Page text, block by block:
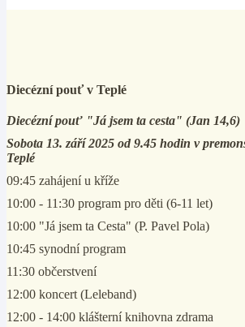
Diecézní pouť v Teplé
Diecézní pouť "Já jsem ta cesta" (Jan 14,6)
Sobota 13. září 2025 od 9.45 hodin v
Teplé
09:45 zahájení u kříže
10:00 - 11:30 program pro děti (6-11 let)
10:00 "Já jsem ta Cesta" (P. Pavel Pola)
10:45 synodní program
11:30 občerstvení
12:00 koncert (Leleband)
12:00 - 14:00 klášterní knihovna zdrama